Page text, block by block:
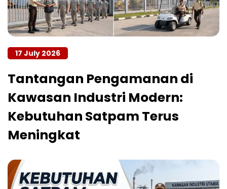
17 July 2026
Tantangan Pengamanan di
Kawasan Industri Modern:
Kebutuhan Satpam Terus
Meningkat